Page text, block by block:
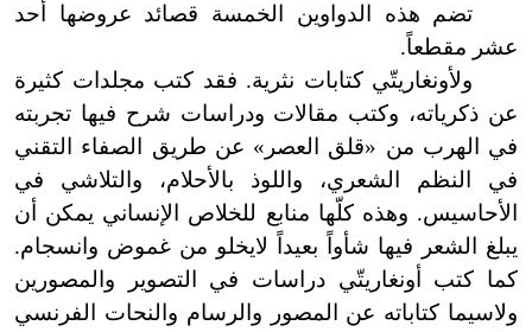
تضم هذه الدواوين الخمسة قصائد عروضها أحد
عشر مقطعاً.
ولأونغاريتّي كتابات نثرية. فقد كتب مجلدات كثيرة
عن ذكرياته، وكتب مقالات ودراسات شرح فيها تجربته
في الهرب من «قلق العصر» عن طريق الصفاء التقني
في النظم الشعري، واللوذ بالأحلام، والتلاشي في
الأحاسيس. وهذه كلّها منابع للخلاص الإنساني يمكن أن
يبلغ الشعر فيها شأواً بعيداً لايخلو من غموض وانسجام.
كما كتب أونغاريتّي دراسات في التصوير والمصورين
ولاسيما كتاباته عن المصور والرسام والنحات الفرنسي